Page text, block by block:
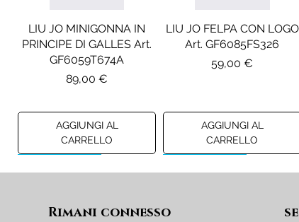
LIU JO MINIGONNA IN
PRINCIPE DI GALLES Art.
GF6059T674A
Prezzo
89,00 €
AGGIUNGI AL
CARRELLO
LIU JO FELPA CON LOGO
Art. GF6085FS326
Prezzo
59,00 €
AGGIUNGI AL
CARRELLO
Rimani connesso